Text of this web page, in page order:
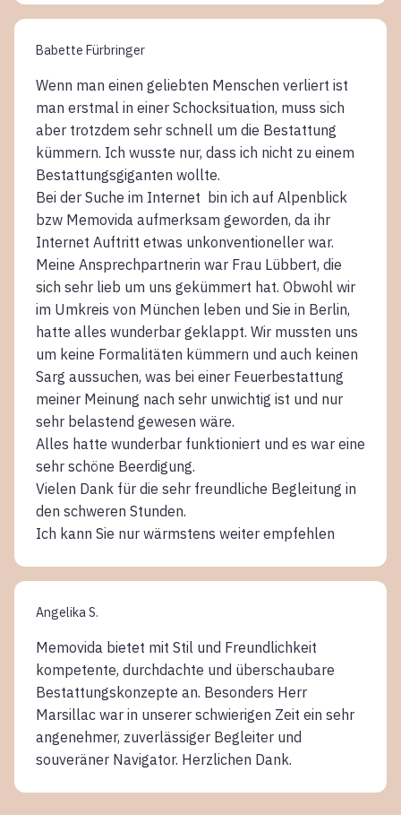
Babette Fürbringer
Wenn man einen geliebten Menschen verliert ist
man erstmal in einer Schocksituation, muss sich
aber trotzdem sehr schnell um die Bestattung
kümmern. Ich wusste nur, dass ich nicht zu einem
Bestattungsgiganten wollte.
Bei der Suche im Internet bin ich auf Alpenblick
bzw Memovida aufmerksam geworden, da ihr
Internet Auftritt etwas unkonventioneller war.
Meine Ansprechpartnerin war Frau Lübbert, die
sich sehr lieb um uns gekümmert hat. Obwohl wir
im Umkreis von München leben und Sie in Berlin,
hatte alles wunderbar geklappt. Wir mussten uns
um keine Formalitäten kümmern und auch keinen
Sarg aussuchen, was bei einer Feuerbestattung
meiner Meinung nach sehr unwichtig ist und nur
sehr belastend gewesen wäre.
Alles hatte wunderbar funktioniert und es war eine
sehr schöne Beerdigung.
Vielen Dank für die sehr freundliche Begleitung in
den schweren Stunden.
Ich kann Sie nur wärmstens weiter empfehlen
Angelika S.
Memovida bietet mit Stil und Freundlichkeit
kompetente, durchdachte und überschaubare
Bestattungskonzepte an. Besonders Herr
Marsillac war in unserer schwierigen Zeit ein sehr
angenehmer, zuverlässiger Begleiter und
souveräner Navigator. Herzlichen Dank.